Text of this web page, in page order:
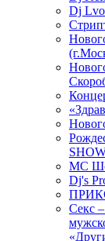
Dj
MC
Dj's
Секс